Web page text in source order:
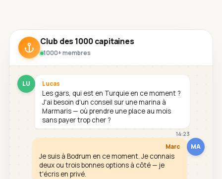
Club des 1000 capitaines
1000+ membres
LU Lucas
Les gars, qui est en Turquie en ce moment ?
J'ai besoin d'un conseil sur une marina à
Marmaris — où prendre une place au mois
sans payer trop cher ?
14:23
MA
Marc
Je suis à Bodrum en ce moment. Je connais
deux ou trois bonnes options à côté — je
t'écris en privé.